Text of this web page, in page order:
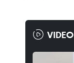
VIDEO